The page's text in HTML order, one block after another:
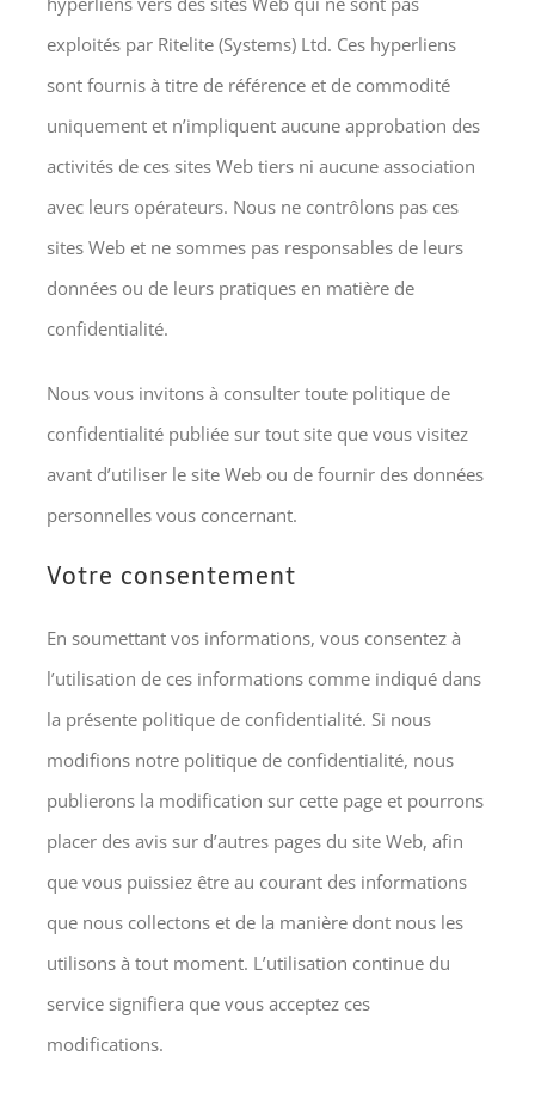
exploités par Ritelite (Systems) Ltd. Ces hyperliens
sont fournis à titre de référence et de commodité
uniquement et n’impliquent aucune approbation des
activités de ces sites Web tiers ni aucune association
avec leurs opérateurs. Nous ne contrôlons pas ces
sites Web et ne sommes pas responsables de leurs
données ou de leurs pratiques en matière de
confidentialité.
Nous vous invitons à consulter toute politique de
confidentialité publiée sur tout site que vous visitez
avant d’utiliser le site Web ou de fournir des données
personnelles vous concernant.
Votre consentement
En soumettant vos informations, vous consentez à
l’utilisation de ces informations comme indiqué dans
la présente politique de confidentialité. Si nous
modifions notre politique de confidentialité, nous
publierons la modification sur cette page et pourrons
placer des avis sur d’autres pages du site Web, afin
que vous puissiez être au courant des informations
que nous collectons et de la manière dont nous les
utilisons à tout moment. L’utilisation continue du
service signifiera que vous acceptez ces
modifications.